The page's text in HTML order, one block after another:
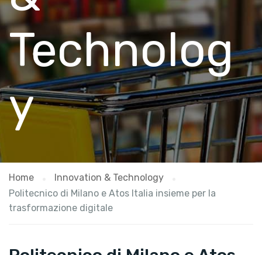
Technolog
y
Home
Innovation & Technology
Politecnico di Milano e Atos Italia insieme per la
trasformazione digitale